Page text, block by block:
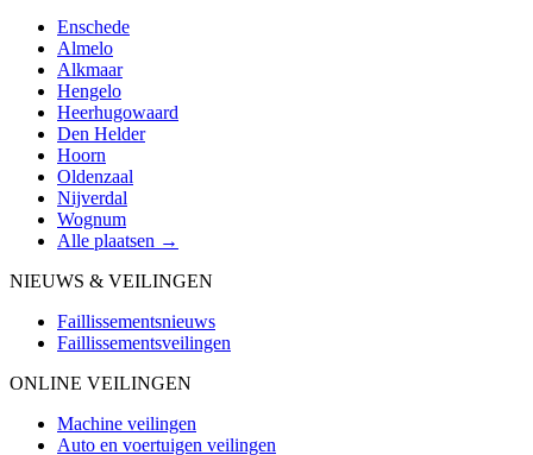
Enschede
Almelo
Alkmaar
Hengelo
Heerhugowaard
Den Helder
Hoorn
Oldenzaal
Nijverdal
Wognum
Alle plaatsen →
NIEUWS & VEILINGEN
Faillissementsnieuws
Faillissementsveilingen
ONLINE VEILINGEN
Machine veilingen
Auto en voertuigen veilingen